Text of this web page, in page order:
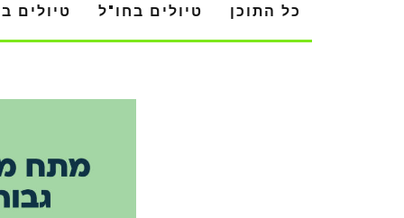
כל התוכן טיולים בחו"ל טיולים